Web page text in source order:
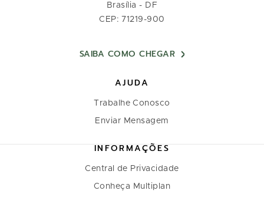
Brasília - DF
CEP: 71219-900
SAIBA COMO CHEGAR
AJUDA
Trabalhe Conosco
Enviar Mensagem
INFORMAÇÕES
Central de Privacidade
Conheça Multiplan